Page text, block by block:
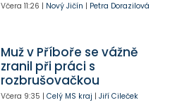
Včera 11:26 | Nový Jičín | Petra Dorazilová
Muž v Příboře se vážně
zranil při práci s
rozbrušovačkou
Včera 9:35 | Celý MS kraj | Jiří Cileček